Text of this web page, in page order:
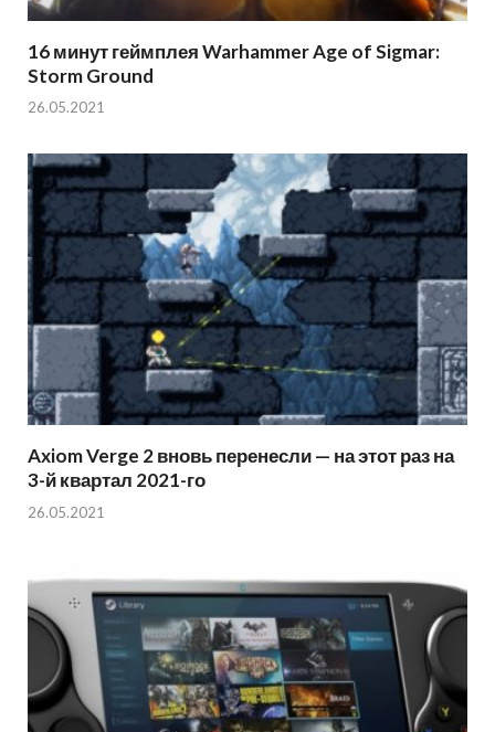
16 минут геймплея Warhammer Age of Sigmar:
Storm Ground
26.05.2021
Axiom Verge 2 вновь перенесли — на этот раз на
3-й квартал 2021-го
26.05.2021